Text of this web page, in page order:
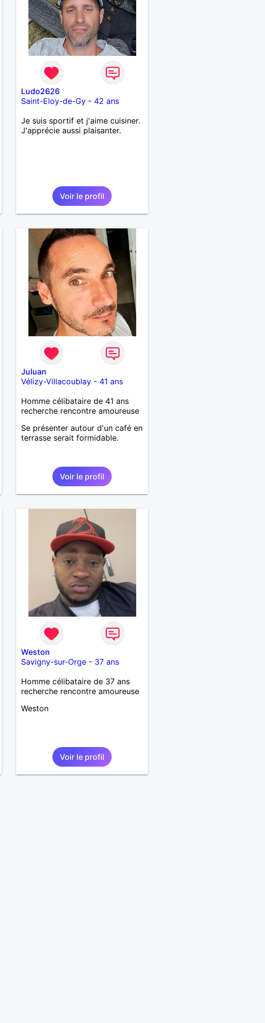
Ludo2626
Saint-Eloy-de-Gy - 42 ans
Je suis sportif et j'aime cuisiner.
J'apprécie aussi plaisanter.
Voir le profil
Juluan
Vélizy-Villacoublay - 41 ans
Homme célibataire de 41 ans
recherche rencontre amoureuse
Se présenter autour d'un café en
terrasse serait formidable.
Voir le profil
Weston
Savigny-sur-Orge - 37 ans
Homme célibataire de 37 ans
recherche rencontre amoureuse
Weston
Voir le profil